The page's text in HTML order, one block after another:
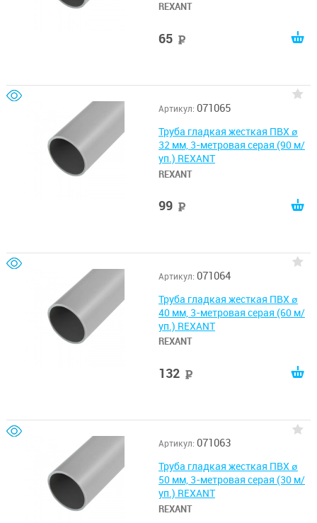
REXANT
65
Артикул: 071065
Труба гладкая жесткая ПВХ ø
32 мм, 3-метровая серая (90 м/
уп.) REXANT
REXANT
99
Артикул: 071064
Труба гладкая жесткая ПВХ ø
40 мм, 3-метровая серая (60 м/
уп.) REXANT
REXANT
132
Артикул: 071063
Труба гладкая жесткая ПВХ ø
50 мм, 3-метровая серая (30 м/
уп.) REXANT
REXANT